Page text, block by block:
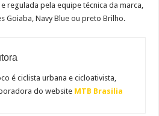
regulada pela equipe técnica da marca,
Goiaba, Navy Blue ou preto Brilho.
é ciclista urbana e cicloativista,
do website MTB Brasília